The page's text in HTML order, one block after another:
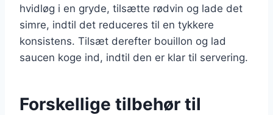
hvidløg i en gryde, tilsætte rødvin og lade det
simre, indtil det reduceres til en tykkere
konsistens. Tilsæt derefter bouillon og lad
saucen koge ind, indtil den er klar til servering.
Forskellige tilbehør til